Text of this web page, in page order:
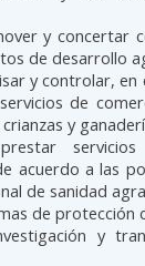
y concertar
de desarrollo
y controlar,
de
y
acuerdo a las
de sanidad
de protección
y